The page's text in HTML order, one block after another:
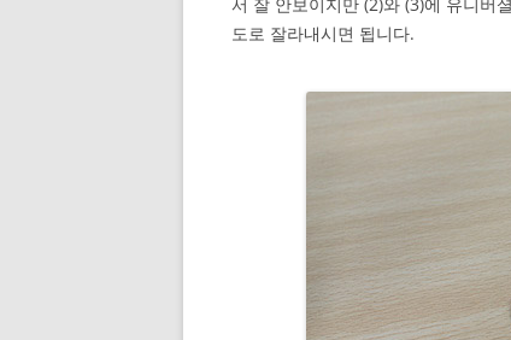
도로 잘라내시면 됩니다.